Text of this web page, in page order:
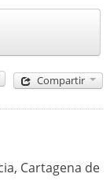
Compartir
, Cartagena de